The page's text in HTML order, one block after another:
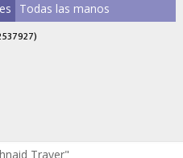
Todas las manos